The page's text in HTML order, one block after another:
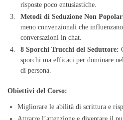
risposte poco entusiastiche.
Metodi di Seduzione Non
meno convenzionali che
conversazioni in chat.
8 Sporchi Trucchi del Seduttore:
sporchi ma efficaci per dominare
di persona.
Obiettivi del Corso:
Migliorare le abilità di scrittura e